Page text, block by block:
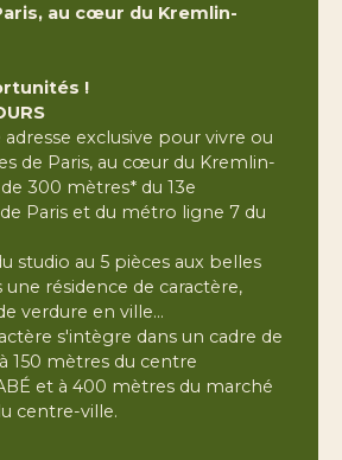
au cœur du Kremlin-
!
exclusive pour vivre ou
de Paris, au cœur du Kremlin-
300 mètres* du 13e
Paris et du métro ligne 7 du
studio au 5 pièces aux belles
résidence de caractère,
verdure en ville…
s'intègre dans un cadre de
150 mètres du centre
et à 400 mètres du marché
centre-ville.